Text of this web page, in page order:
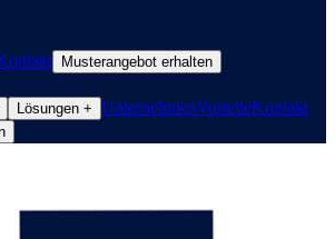
Musterangebot erhalten
Lösungen + UnternehmenVorteileKontakt